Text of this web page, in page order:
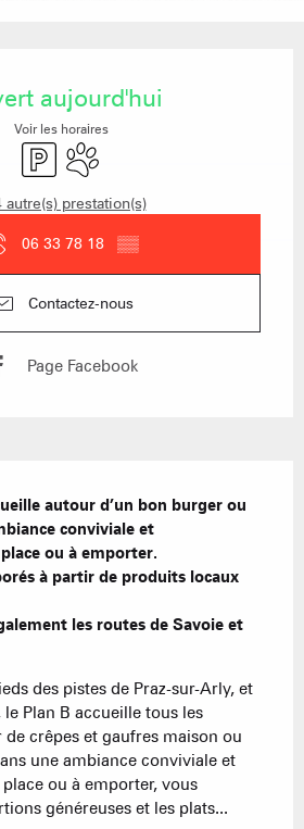
aujourd'hui
Voir les horaires
ParkingAnimaux acceptés
autre(s) prestation(s)
06 33 78 18 ▒▒
Contactez-nous
Page Facebook
autour d’un bon burger ou
conviviale et
ou à emporter.
à partir de produits locaux
les routes de Savoie et
des pistes de Praz-sur-Arly, et
le Plan B accueille tous les
crêpes et gaufres maison ou
une ambiance conviviale et
ou à emporter, vous
généreuses et les plats...